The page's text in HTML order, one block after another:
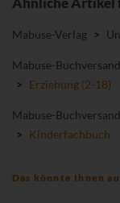
Mabuse-Verlag >
Mabuse-Buchversand
> Erziehung (2-18)
Mabuse-Buchversand
> Kinderfachbuch
Das könnte Ihnen